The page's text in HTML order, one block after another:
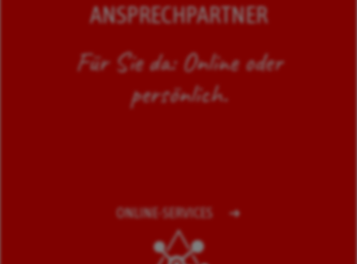
ANSPRECHPARTNER
Für Sie da: Online oder
persönlich.
ONLINE-SERVICES